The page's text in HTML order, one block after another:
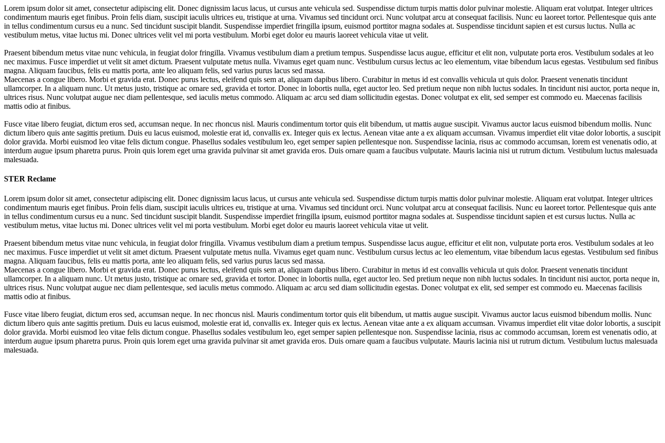
Lorem ipsum dolor sit amet, consectetur adipiscing elit. Donec dignissim lacus lacus, ut cursus ante vehicula sed. Suspendisse dictum turpis mattis dolor pulvinar molestie. Aliquam erat volutpat. Integer ultrices
condimentum mauris eget finibus. Proin felis diam, suscipit iaculis ultrices eu, tristique at urna. Vivamus sed tincidunt orci. Nunc volutpat arcu at consequat facilisis. Nunc eu laoreet tortor. Pellentesque quis ante
in tellus condimentum cursus eu a nunc. Sed tincidunt suscipit blandit. Suspendisse imperdiet fringilla ipsum, euismod porttitor magna sodales at. Suspendisse tincidunt sapien et est cursus luctus. Nulla ac
vestibulum metus, vitae luctus mi. Donec ultrices velit vel mi porta vestibulum. Morbi eget dolor eu mauris laoreet vehicula vitae ut velit.
Praesent bibendum metus vitae nunc vehicula, in feugiat dolor fringilla. Vivamus vestibulum diam a pretium tempus. Suspendisse lacus augue, efficitur et elit non, vulputate porta eros. Vestibulum sodales at leo
nec maximus. Fusce imperdiet ut velit sit amet dictum. Praesent vulputate metus nulla. Vivamus eget quam nunc. Vestibulum cursus lectus ac leo elementum, vitae bibendum lacus egestas. Vestibulum sed finibus
magna. Aliquam faucibus, felis eu mattis porta, ante leo aliquam felis, sed varius purus lacus sed massa.
Maecenas a congue libero. Morbi et gravida erat. Donec purus lectus, eleifend quis sem at, aliquam dapibus libero. Curabitur in metus id est convallis vehicula ut quis dolor. Praesent venenatis tincidunt
ullamcorper. In a aliquam nunc. Ut metus justo, tristique ac ornare sed, gravida et tortor. Donec in lobortis nulla, eget auctor leo. Sed pretium neque non nibh luctus sodales. In tincidunt nisi auctor, porta neque in,
ultrices risus. Nunc volutpat augue nec diam pellentesque, sed iaculis metus commodo. Aliquam ac arcu sed diam sollicitudin egestas. Donec volutpat ex elit, sed semper est commodo eu. Maecenas facilisis
mattis odio at finibus.
Fusce vitae libero feugiat, dictum eros sed, accumsan neque. In nec rhoncus nisl. Mauris condimentum tortor quis elit bibendum, ut mattis augue suscipit. Vivamus auctor lacus euismod bibendum mollis. Nunc
dictum libero quis ante sagittis pretium. Duis eu lacus euismod, molestie erat id, convallis ex. Integer quis ex lectus. Aenean vitae ante a ex aliquam accumsan. Vivamus imperdiet elit vitae dolor lobortis, a suscipit
dolor gravida. Morbi euismod leo vitae felis dictum congue. Phasellus sodales vestibulum leo, eget semper sapien pellentesque non. Suspendisse lacinia, risus ac commodo accumsan, lorem est venenatis odio, at
interdum augue ipsum pharetra purus. Proin quis lorem eget urna gravida pulvinar sit amet gravida eros. Duis ornare quam a faucibus vulputate. Mauris lacinia nisi ut rutrum dictum. Vestibulum luctus malesuada
malesuada.
STER Reclame
Lorem ipsum dolor sit amet, consectetur adipiscing elit. Donec dignissim lacus lacus, ut cursus ante vehicula sed. Suspendisse dictum turpis mattis dolor pulvinar molestie. Aliquam erat volutpat. Integer ultrices
condimentum mauris eget finibus. Proin felis diam, suscipit iaculis ultrices eu, tristique at urna. Vivamus sed tincidunt orci. Nunc volutpat arcu at consequat facilisis. Nunc eu laoreet tortor. Pellentesque quis ante
in tellus condimentum cursus eu a nunc. Sed tincidunt suscipit blandit. Suspendisse imperdiet fringilla ipsum, euismod porttitor magna sodales at. Suspendisse tincidunt sapien et est cursus luctus. Nulla ac
vestibulum metus, vitae luctus mi. Donec ultrices velit vel mi porta vestibulum. Morbi eget dolor eu mauris laoreet vehicula vitae ut velit.
Praesent bibendum metus vitae nunc vehicula, in feugiat dolor fringilla. Vivamus vestibulum diam a pretium tempus. Suspendisse lacus augue, efficitur et elit non, vulputate porta eros. Vestibulum sodales at leo
nec maximus. Fusce imperdiet ut velit sit amet dictum. Praesent vulputate metus nulla. Vivamus eget quam nunc. Vestibulum cursus lectus ac leo elementum, vitae bibendum lacus egestas. Vestibulum sed finibus
magna. Aliquam faucibus, felis eu mattis porta, ante leo aliquam felis, sed varius purus lacus sed massa.
Maecenas a congue libero. Morbi et gravida erat. Donec purus lectus, eleifend quis sem at, aliquam dapibus libero. Curabitur in metus id est convallis vehicula ut quis dolor. Praesent venenatis tincidunt
ullamcorper. In a aliquam nunc. Ut metus justo, tristique ac ornare sed, gravida et tortor. Donec in lobortis nulla, eget auctor leo. Sed pretium neque non nibh luctus sodales. In tincidunt nisi auctor, porta neque in,
ultrices risus. Nunc volutpat augue nec diam pellentesque, sed iaculis metus commodo. Aliquam ac arcu sed diam sollicitudin egestas. Donec volutpat ex elit, sed semper est commodo eu. Maecenas facilisis
mattis odio at finibus.
Fusce vitae libero feugiat, dictum eros sed, accumsan neque. In nec rhoncus nisl. Mauris condimentum tortor quis elit bibendum, ut mattis augue suscipit. Vivamus auctor lacus euismod bibendum mollis. Nunc
dictum libero quis ante sagittis pretium. Duis eu lacus euismod, molestie erat id, convallis ex. Integer quis ex lectus. Aenean vitae ante a ex aliquam accumsan. Vivamus imperdiet elit vitae dolor lobortis, a suscipit
dolor gravida. Morbi euismod leo vitae felis dictum congue. Phasellus sodales vestibulum leo, eget semper sapien pellentesque non. Suspendisse lacinia, risus ac commodo accumsan, lorem est venenatis odio, at
interdum augue ipsum pharetra purus. Proin quis lorem eget urna gravida pulvinar sit amet gravida eros. Duis ornare quam a faucibus vulputate. Mauris lacinia nisi ut rutrum dictum. Vestibulum luctus malesuada
malesuada.